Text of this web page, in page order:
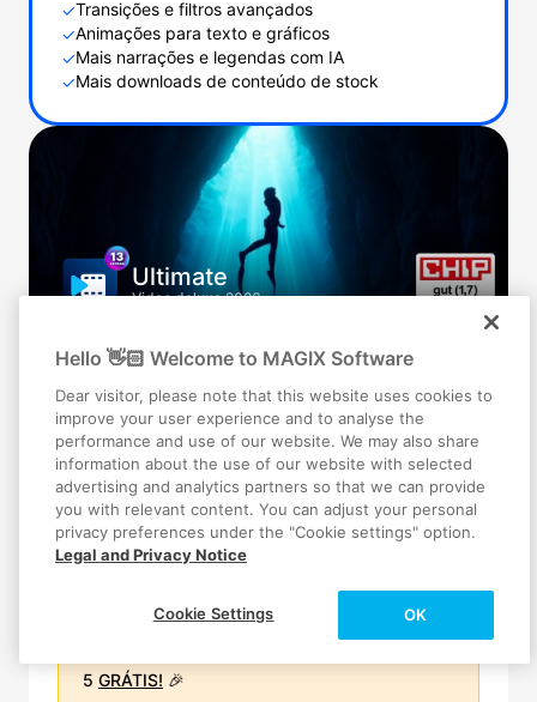
✓Transições e filtros avançados
✓Animações para texto e gráficos
✓Mais narrações e legendas com IA
✓Mais downloads de conteúdo de stock
Ultimate
Video deluxe 2026
79,99 €
119,99 €POUPANÇA DE 33%
Preço mais baixo nos últimos 30 dias!
🎁 EXTRAS GRÁTIS Oferta por tempo limitado!
5 GRÁTIS! 🎉
Hello 👋🏻 Welcome to MAGIX Software
Dear visitor, please note that this website uses cookies to
improve your user experience and to analyse the
performance and use of our website. We may also share
information about the use of our website with selected
advertising and analytics partners so that we can provide
you with relevant content. You can adjust your personal
privacy preferences under the "Cookie settings" option.
Legal and Privacy Notice
OK
Cookie Settings